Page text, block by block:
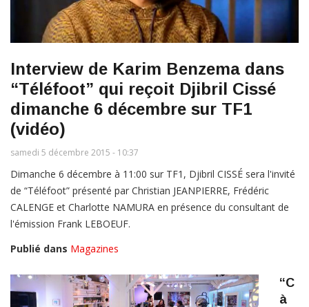
Interview de Karim Benzema dans
“Téléfoot” qui reçoit Djibril Cissé
dimanche 6 décembre sur TF1
(vidéo)
samedi 5 décembre 2015 - 10:37
Dimanche 6 décembre à 11:00 sur TF1, Djibril CISSÉ sera l'invité
de “Téléfoot” présenté par Christian JEANPIERRE, Frédéric
CALENGE et Charlotte NAMURA en présence du consultant de
l'émission Frank LEBOEUF.
Publié dans Magazines
“C
à